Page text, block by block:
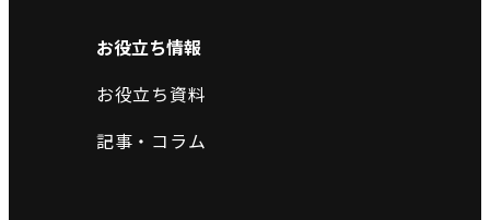
お役立ち情報
お役立ち資料
記事・コラム